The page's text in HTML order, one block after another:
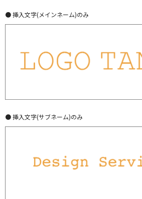
● 挿入文字(メインネーム)のみ
● 挿入文字(サブネーム)のみ